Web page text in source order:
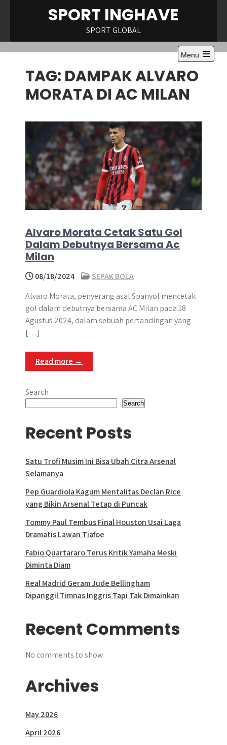
SPORT INGHAVE
SPORT GLOBAL
Menu
Open
the
main
TAG: DAMPAK ALVARO
MORATA DI AC MILAN
Alvaro Morata Cetak Satu Gol
Dalam Debutnya Bersama Ac
Milan
08/18/2024
SEPAK BOLA
Alvaro Morata, penyerang asal Spanyol mencetak
gol dalam debutnya bersama AC Milan pada 18
Agustus 2024, dalam sebuah pertandingan yang
[…]
Read more →
Search
Search
Recent Posts
Satu Trofi Musim Ini Bisa Ubah Citra Arsenal
Selamanya
Pep Guardiola Kagum Mentalitas Declan Rice
yang Bikin Arsenal Tetap di Puncak
Tommy Paul Tembus Final Houston Usai Laga
Dramatis Lawan Tiafoe
Fabio Quartararo Terus Kritik Yamaha Meski
Diminta Diam
Real Madrid Geram Jude Bellingham
Dipanggil Timnas Inggris Tapi Tak Dimainkan
Recent Comments
No comments to show.
Archives
May 2026
April 2026